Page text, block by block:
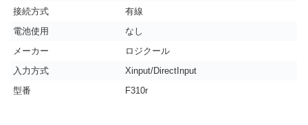
接続方式
有線
電池使用
なし
メーカー
ロジクール
入力方式
Xinput/DirectInput
型番
F310r